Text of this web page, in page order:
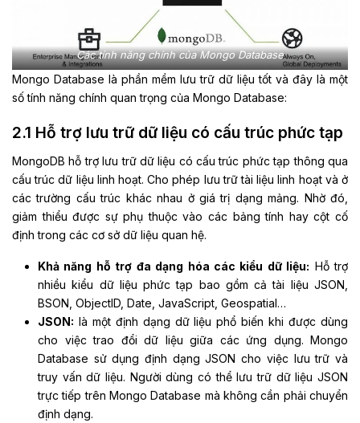
Các tính năng chính của Mongo Database
Mongo Database là phần mềm lưu trữ dữ liệu tốt và đây là một
số tính năng chính quan trọng của Mongo Database:
2.1 Hỗ trợ lưu trữ dữ liệu có cấu trúc phức tạp
MongoDB hỗ trợ lưu trữ dữ liệu có cấu trúc phức tạp thông qua
cấu trúc dữ liệu linh hoạt. Cho phép lưu trữ tài liệu linh hoạt và ở
các trường cấu trúc khác nhau ở giá trị dạng mảng. Nhờ đó,
giảm thiểu được sự phụ thuộc vào các bảng tính hay cột cố
định trong các cơ sở dữ liệu quan hệ.
Khả năng hỗ trợ đa dạng hóa các kiểu dữ liệu: Hỗ trợ
nhiều kiểu dữ liệu phức tạp bao gồm cả tài liệu JSON,
BSON, ObjectID, Date, JavaScript, Geospatial…
JSON: là một định dạng dữ liệu phổ biến khi được dùng
cho việc trao đổi dữ liệu giữa các ứng dụng. Mongo
Database sử dụng định dạng JSON cho việc lưu trữ và
truy vấn dữ liệu. Người dùng có thể lưu trữ dữ liệu JSON
trực tiếp trên Mongo Database mà không cần phải chuyển
định dạng.